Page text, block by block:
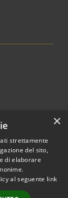
• Comune di
• Powered by
×
strettamente
del sito,
di elaborare
al seguente link